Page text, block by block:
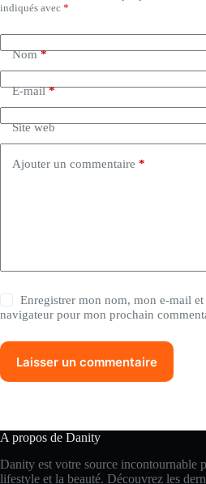
indiqués avec *
Nom*
E-mail*
Site web
Ajouter un commentaire *
Enregistrer mon nom, mon e-mail et
navigateur pour mon prochain
Laisser un commentaire
l
r
n
v
e
A propos de Danity
Danity est votre source incontournable
lifestyle et la beauté. Découvrez les